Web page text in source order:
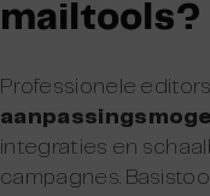
mailtools?
Professionele
integraties en
campagnes.